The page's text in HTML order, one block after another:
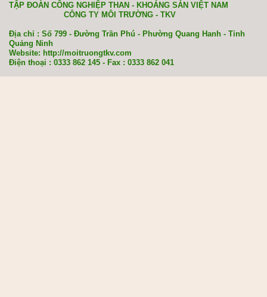
TẬP ĐOÀN CÔNG NGHIỆP THAN - KHOÁNG SẢN VIỆT NAM
CÔNG TY MÔI TRƯỜNG - TKV
Địa chỉ : Số 799 - Đường Trần Phú - Phường Quang Hanh - Tỉnh
Quảng Ninh
Website: http://moitruongtkv.com
Điện thoại : 0333 862 145 - Fax : 0333 862 041